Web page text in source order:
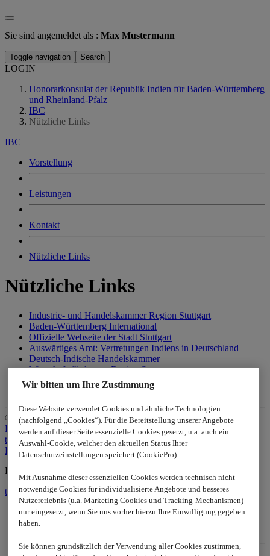
Sie sind angemeldet als : Max Mustermann
Toggle navigation Search
LOGIN
Honorarkonsulat der Republik Indien für Baden-Württemberg
und Rheinland-Pfalz
IBC
Nützliche Links
IBC
Vorstellung
Leistungen
Kontakt
Nützliche Links
Nützliche Links
Industrie- und Handelskammer Region Stuttgart
Baden-Württemberg International
Offizielle Webseite der Stadt Stuttgart
Auswärtiges Amt: Vertretungen Indiens in Deutschland
Deutsch-Indische Handelskammer
Wirtschaftsförderung Region Stuttgart
Deutsch-Indische Gesellschaft
German-Indian Round Table
© 2026www.lappgroup.comPrivacy
Policy Kontakt Impressum Sitemap|Cookie-Einstellungen
to top
LinkedIn
Lapp Insulator is not affiliated with the Lapp Group
to top
Wir bitten um Ihre Zustimmung
Diese Website verwendet Cookies und ähnliche Technologien
(nachfolgend „Cookies“). Für die Bereitstellung unserer Angebote
werden auf dieser Seite essenzielle Cookies gesetzt, u.a. auch ein
Auswahl-Cookie, welcher den aktuellen Status Ihrer
Datenschutzeinstellungen speichert (CookiePro).
Mit Ausnahme dieser essenziellen Cookies werden technisch nicht
notwendige Cookies für individualisierte Angebote und besseres
Nutzererlebnis (u.a. Marketing Cookies und Tracking-Mechanismen)
nur eingesetzt, wenn Sie uns vorher hierzu Ihre Einwilligung gegeben
haben.
Sie können grundsätzlich der Verwendung aller Cookies zustimmen,